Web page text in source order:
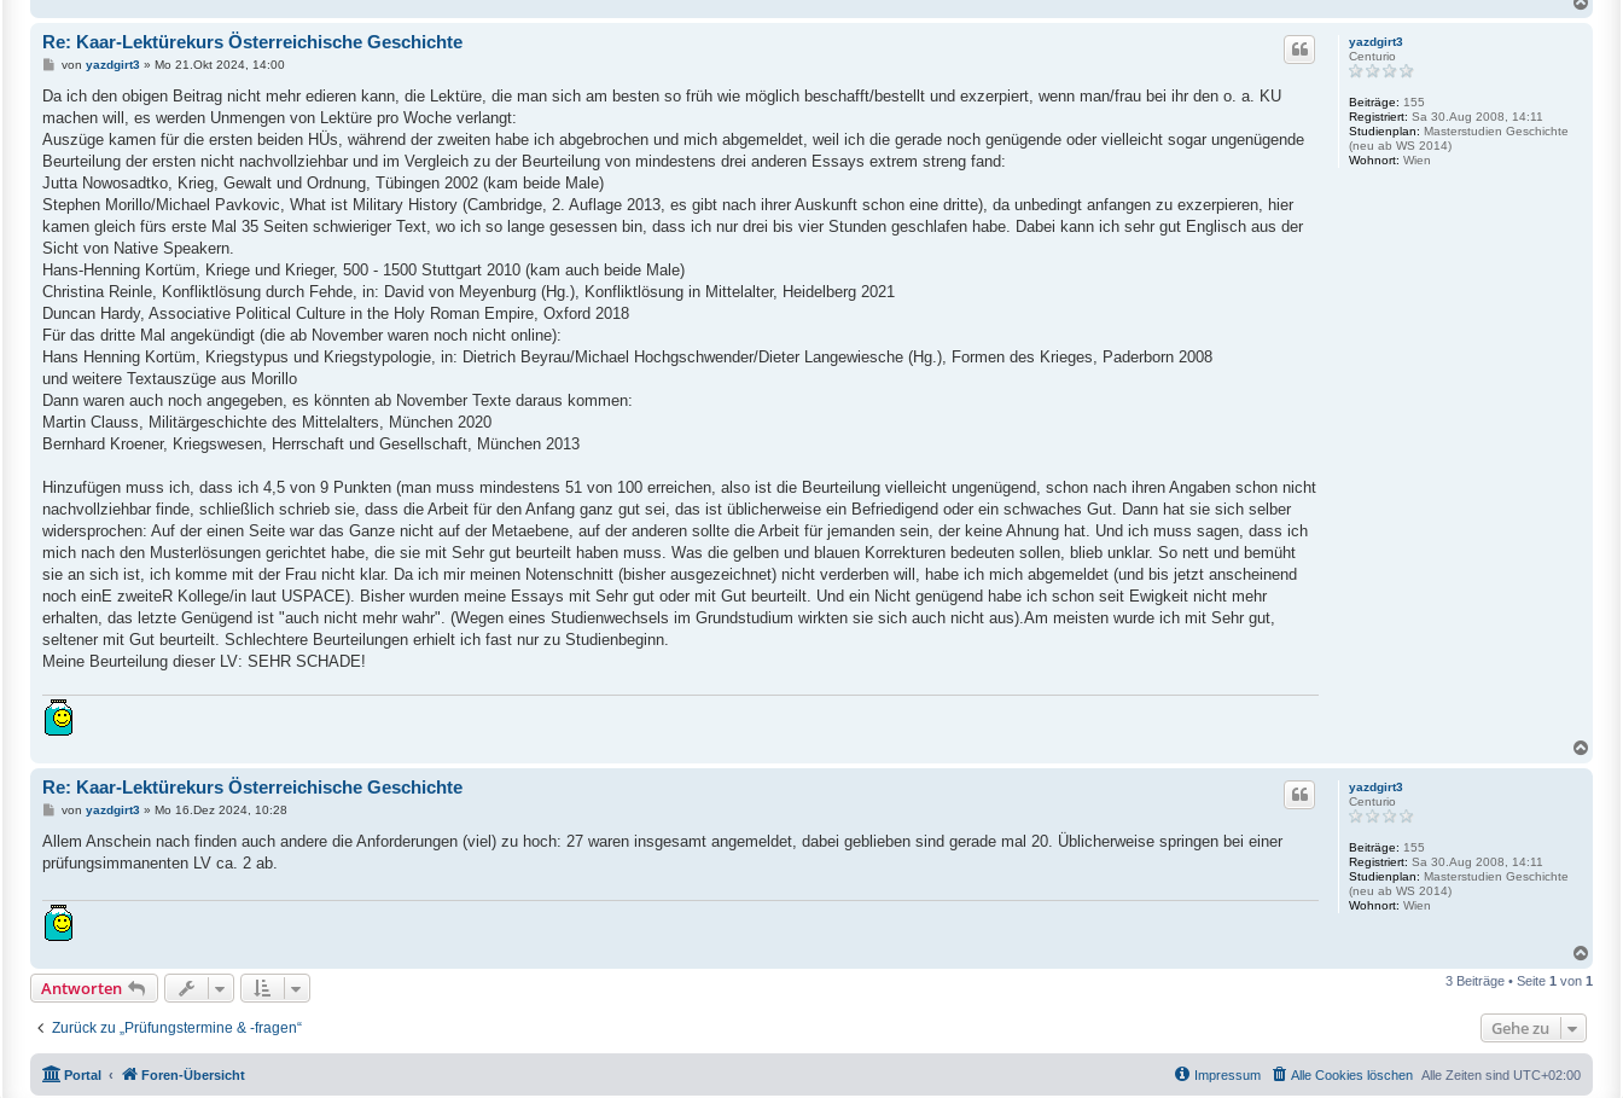
yazdgirt3
Centurio
Beiträge: 155
Registriert: Sa 30.Aug 2008, 14:11
Studienplan: Masterstudien Geschichte
(neu ab WS 2014)
Wohnort: Wien
Re: Kaar-Lektürekurs Österreichische Geschichte
B
i
r
a
von yazdgirt3» Mo 21.Okt 2024, 14:00
Da ich den obigen Beitrag nicht mehr edieren kann, die Lektüre, die man sich am besten so früh wie möglich beschafft/bestellt und exzerpiert, wenn man/frau bei ihr den o. a. KU
machen will, es werden Unmengen von Lektüre pro Woche verlangt:
Auszüge kamen für die ersten beiden HÜs, während der zweiten habe ich abgebrochen und mich abgemeldet, weil ich die gerade noch genügende oder vielleicht sogar ungenügende
Beurteilung der ersten nicht nachvollziehbar und im Vergleich zu der Beurteilung von mindestens drei anderen Essays extrem streng fand:
Jutta Nowosadtko, Krieg, Gewalt und Ordnung, Tübingen 2002 (kam beide Male)
Stephen Morillo/Michael Pavkovic, What ist Military History (Cambridge, 2. Auflage 2013, es gibt nach ihrer Auskunft schon eine dritte), da unbedingt anfangen zu exzerpieren, hier
kamen gleich fürs erste Mal 35 Seiten schwieriger Text, wo ich so lange gesessen bin, dass ich nur drei bis vier Stunden geschlafen habe. Dabei kann ich sehr gut Englisch aus der
Sicht von Native Speakern.
Hans-Henning Kortüm, Kriege und Krieger, 500 - 1500 Stuttgart 2010 (kam auch beide Male)
Christina Reinle, Konfliktlösung durch Fehde, in: David von Meyenburg (Hg.), Konfliktlösung in Mittelalter, Heidelberg 2021
Duncan Hardy, Associative Political Culture in the Holy Roman Empire, Oxford 2018
Für das dritte Mal angekündigt (die ab November waren noch nicht online):
Hans Henning Kortüm, Kriegstypus und Kriegstypologie, in: Dietrich Beyrau/Michael Hochgschwender/Dieter Langewiesche (Hg.), Formen des Krieges, Paderborn 2008
und weitere Textauszüge aus Morillo
Dann waren auch noch angegeben, es könnten ab November Texte daraus kommen:
Martin Clauss, Militärgeschichte des Mittelalters, München 2020
Bernhard Kroener, Kriegswesen, Herrschaft und Gesellschaft, München 2013
Hinzufügen muss ich, dass ich 4,5 von 9 Punkten (man muss mindestens 51 von 100 erreichen, also ist die Beurteilung vielleicht ungenügend, schon nach ihren Angaben schon nicht
nachvollziehbar finde, schließlich schrieb sie, dass die Arbeit für den Anfang ganz gut sei, das ist üblicherweise ein Befriedigend oder ein schwaches Gut. Dann hat sie sich selber
widersprochen: Auf der einen Seite war das Ganze nicht auf der Metaebene, auf der anderen sollte die Arbeit für jemanden sein, der keine Ahnung hat. Und ich muss sagen, dass ich
mich nach den Musterlösungen gerichtet habe, die sie mit Sehr gut beurteilt haben muss. Was die gelben und blauen Korrekturen bedeuten sollen, blieb unklar. So nett und bemüht
sie an sich ist, ich komme mit der Frau nicht klar. Da ich mir meinen Notenschnitt (bisher ausgezeichnet) nicht verderben will, habe ich mich abgemeldet (und bis jetzt anscheinend
noch einE zweiteR Kollege/in laut USPACE). Bisher wurden meine Essays mit Sehr gut oder mit Gut beurteilt. Und ein Nicht genügend habe ich schon seit Ewigkeit nicht mehr
erhalten, das letzte Genügend ist "auch nicht mehr wahr". (Wegen eines Studienwechsels im Grundstudium wirkten sie sich auch nicht aus).Am meisten wurde ich mit Sehr gut,
seltener mit Gut beurteilt. Schlechtere Beurteilungen erhielt ich fast nur zu Studienbeginn.
Meine Beurteilung dieser LV: SEHR SCHADE!
yazdgirt3
Centurio
Beiträge: 155
Registriert: Sa 30.Aug 2008, 14:11
Studienplan: Masterstudien Geschichte
(neu ab WS 2014)
Wohnort: Wien
Re: Kaar-Lektürekurs Österreichische Geschichte
B
i
r
von yazdgirt3» Mo 16.Dez 2024, 10:28
Allem Anschein nach finden auch andere die Anforderungen (viel) zu hoch: 27 waren insgesamt angemeldet, dabei geblieben sind gerade mal 20. Üblicherweise springen bei einer
prüfungsimmanenten LV ca. 2 ab.
c
Antworten 3 Beiträge • Seite 1 von 1
Zurück zu „Prüfungstermine & -fragen“ Gehe zu
Portal Foren-Übersicht Alle Zeiten sind UTC+02:00
Alle Cookies löschen
Impressum